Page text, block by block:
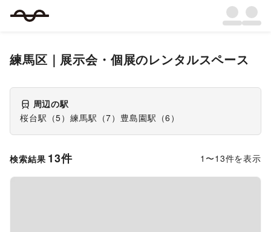
練馬区 ｜ 展示会・個展のレンタルスペース
周辺の駅
桜台駅 （5）練馬駅 （7） 豊島園駅 （6 ）
検索結果 13件 1 〜13件を表示